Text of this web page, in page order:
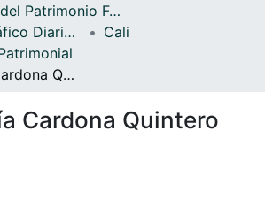
Statistics
Archivo del Patrimonio Fotográfico y Fílmico del Valle del Cauca
Fondo Fotográfico Diario Occidente
Cali
Jonás María Cardona Quintero
Cardona Quintero